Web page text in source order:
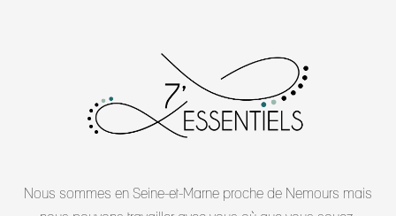
Nous sommes en Seine-et-Marne proche de Nemours mais